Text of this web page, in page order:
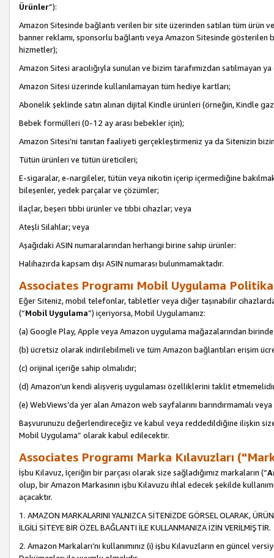
Ürünler”):
Amazon Sitesinde bağlantı verilen bir site üzerinden satılan tüm ürün
banner reklamı, sponsorlu bağlantı veya Amazon Sitesinde gösterilen
hizmetler);
Amazon Sitesi aracılığıyla sunulan ve bizim tarafımızdan satılmayan
Amazon Sitesi üzerinde kullanılamayan tüm hediye kartları;
Abonelik şeklinde satın alınan dijital Kindle ürünleri (örneğin, Kindle
Bebek formülleri (0-12 ay arası bebekler için);
Amazon Sitesi’ni tanıtan faaliyeti gerçekleştirmeniz ya da Sitenizin
Tütün ürünleri ve tütün üreticileri;
E-sigaralar, e-nargileler, tütün veya nikotin içerip içermediğine
bileşenler, yedek parçalar ve çözümler;
İlaçlar, beşeri tıbbi ürünler ve tıbbi cihazlar; veya
Ateşli Silahlar; veya
Aşağıdaki ASIN numaralarından herhangi birine sahip ürünler:
Halihazırda kapsam dışı ASIN numarası bulunmamaktadır.
Associates Programı Mobil Uygulama
Eğer Siteniz, mobil telefonlar, tabletler veya diğer taşınabilir
(“Mobil Uygulama”) içeriyorsa, Mobil Uygulamanız:
(a) Google Play, Apple veya Amazon uygulama mağazalarından birinde
(b) ücretsiz olarak indirilebilmeli ve tüm Amazon bağlantıları erişim
(c) orijinal içeriğe sahip olmalıdır;
(d) Amazon’un kendi alışveriş uygulaması özelliklerini taklit
(e) WebViews’da yer alan Amazon web sayfalarını barındırmamalı
Başvurunuzu değerlendireceğiz ve kabul veya reddedildiğine ilişkin
Mobil Uygulama” olarak kabul edilecektir.
Associates Programı Marka Kılavuzları
İşbu Kılavuz, İçeriğin bir parçası olarak size sağladığımız markaların (“
olup, bir Amazon Markasının işbu Kılavuzu ihlal edecek şekilde
açacaktır.
1. AMAZON MARKALARINI YALNIZCA SİTENİZDE GÖRSEL OLARAK,
İLGİLİ SİTEYE BİR ÖZEL BAĞLANTI İLE KULLANMANIZA İZİN VERİLMİŞTİR.
2. Amazon Markaları’nı kullanımınız (i) işbu Kılavuzların en güncel